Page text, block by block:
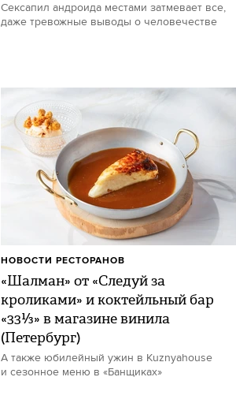
Сексапил андроида местами затмевает все,
даже тревожные выводы о человечестве
«Шалман» от «Следуй за
кроликами» и коктейльный бар
«33⅓» в магазине винила
(Петербург)
А также юбилейный ужин в Kuznyahouse
и сезонное меню в «Банщиках»
НОВОСТИ РЕСТОРАНОВ